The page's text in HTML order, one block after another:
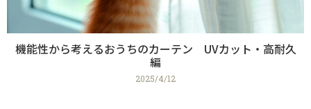
機能性から考えるおうちのカーテン UVカット・高耐久
編
2025/4/12